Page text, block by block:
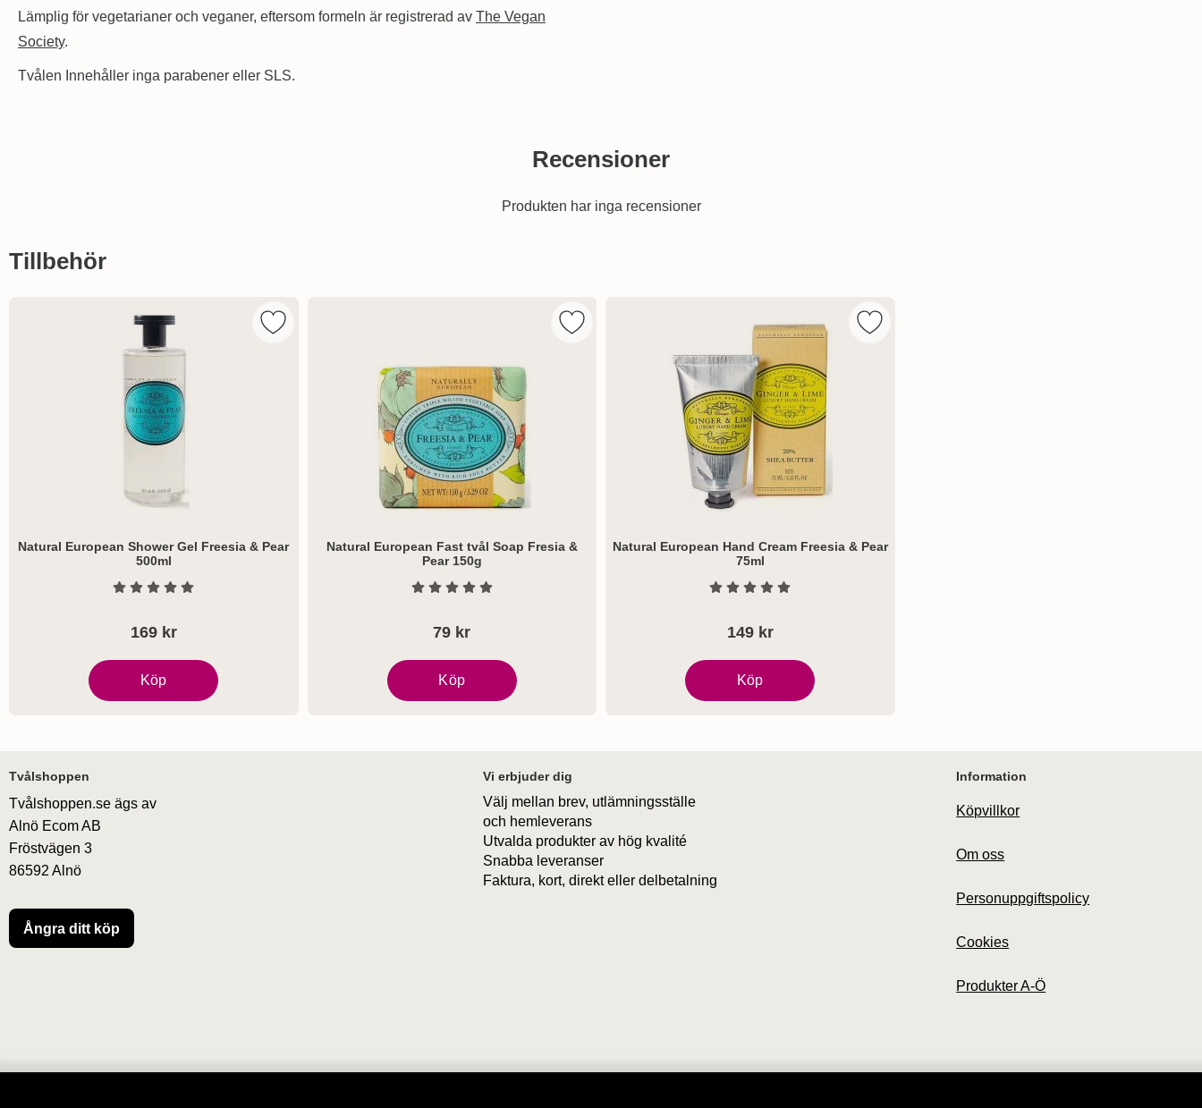
Lämplig för vegetarianer och veganer, eftersom formeln är registrerad av The Vegan
Society.
Tvålen Innehåller inga parabener eller SLS.
Recensioner
Produkten har inga recensioner
över
tillbehör
Tillbehör
Natural European Shower Gel Freesia & Pear
500ml
Betyg: 0 Stjärnor av 5
169 kr
Köp
Natural European Shower Gel Freesia & Pear 500ml
Markera natural European Shower Gel Freesia & Pear 500ml som favorit
Natural European Fast tvål Soap Fresia &
Pear 150g
Betyg: 0 Stjärnor av 5
79 kr
Köp
Natural European Fast tvål Soap Fresia & Pear 150g
Markera natural European Fast tvål Soap Fresia & Pear 150g som favorit
Natural European Hand Cream Freesia & Pear
75ml
Betyg: 0 Stjärnor av 5
149 kr
Köp
Natural European Hand Cream Freesia & Pear 75ml
Markera natural European Hand Cream Freesia &
Sidfot Blandad info och länkar
Tvålshoppen
Tvålshoppen.se ägs av
Alnö Ecom AB
Fröstvägen 3
86592 Alnö
Ångra ditt köp
Vi erbjuder dig
Välj mellan brev, utlämningsställe
och hemleverans
Utvalda produkter av hög kvalité
Snabba leveranser
Faktura, kort, direkt eller delbetalning
Information
Köpvillkor
Om oss
Personuppgiftspolicy
Cookies
Produkter A-Ö